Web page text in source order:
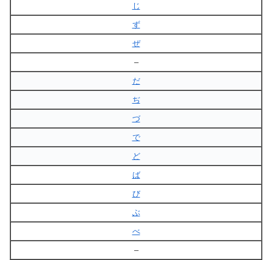
じ
ず
ぜ
–
だ
ぢ
づ
で
ど
ば
び
ぶ
べ
–